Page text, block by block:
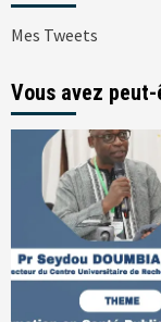
Mes Tweets
Vous avez